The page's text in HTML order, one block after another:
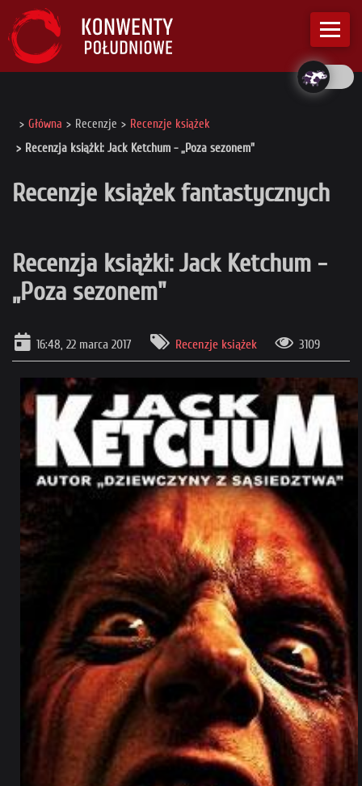
Główna Recenzje
Recenzje książek
Recenzja książki: Jack Ketchum - „Poza sezonem"
Recenzje książek fantastycznych
Recenzja książki: Jack Ketchum -
„Poza sezonem"
16:48, 22 marca 2017 Recenzje książek 3109